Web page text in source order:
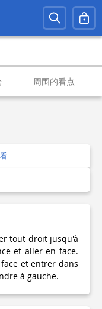
周围的看点
tout droit jusqu'à
et aller en face.
et entrer dans
à gauche.